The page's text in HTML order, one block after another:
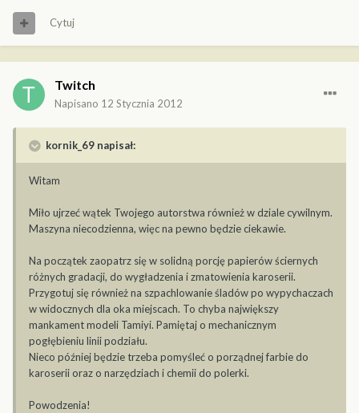
Cytuj
Twitch
Napisano 12 Stycznia 2012
kornik_69 napisał:
Witam
Miło ujrzeć wątek Twojego autorstwa również w dziale cywilnym.
Maszyna niecodzienna, więc na pewno będzie ciekawie.
Na początek zaopatrz się w solidną porcję papierów ściernych
różnych gradacji, do wygładzenia i zmatowienia karoserii.
Przygotuj się również na szpachlowanie śladów po wypychaczach
w widocznych dla oka miejscach. To chyba największy
mankament modeli Tamiyi. Pamiętaj o mechanicznym
pogłębieniu linii podziału.
Nieco później będzie trzeba pomyśleć o porządnej farbie do
karoserii oraz o narzędziach i chemii do polerki.
Powodzenia!